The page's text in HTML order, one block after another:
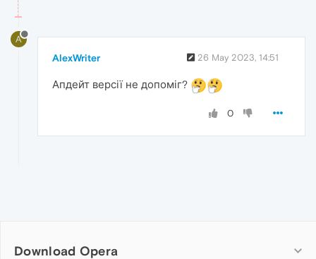
A
AlexWriter 26 May 2023, 14:51
Апдейт версії не допоміг?
0
Download Opera